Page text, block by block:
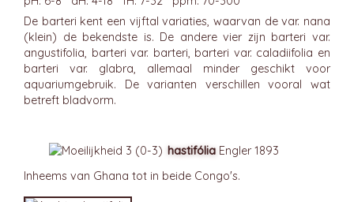
De barteri kent een vijftal variaties, waarvan de var. nana
(klein) de bekendste is. De andere vier zijn barteri var.
angustifolia, barteri var. barteri, barteri var. caladiifolia en
barteri var. glabra, allemaal minder geschikt voor
aquariumgebruik. De varianten verschillen vooral wat
betreft bladvorm.
hastifólia Engler 1893
Inheems van Ghana tot in beide Congo's.